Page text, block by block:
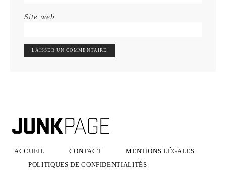
Site web
ACCUEIL CONTACT
MENTIONS LÉGALES
POLITIQUES DE CONFIDENTIALITÉS